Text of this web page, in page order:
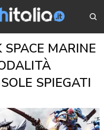
MARINE
SPIEGATI